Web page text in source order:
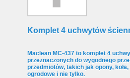
Komplet 4 uchwytów
Maclean MC-437 to komplet 4
przeznaczonych do wygodnego
przedmiotów, takich jak opony,
ogrodowe i nie tylko.